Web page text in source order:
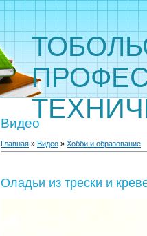
Видео
Главная » Видео » Хобби и образование
Оладьи из трески и